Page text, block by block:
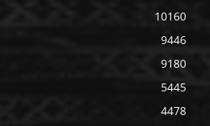
10160
9446
9180
5445
4478